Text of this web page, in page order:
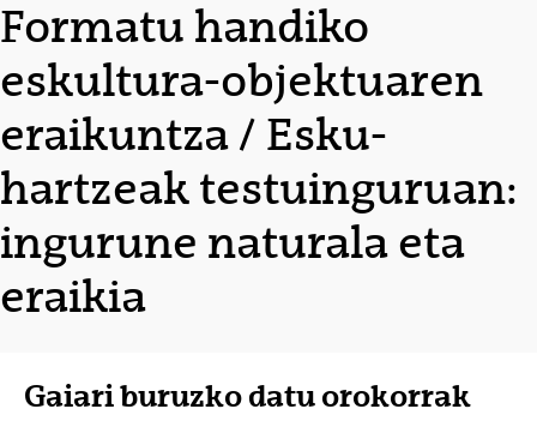
Formatu handiko
eskultura-objektuaren
eraikuntza / Esku-
hartzeak testuinguruan:
ingurune naturala eta
eraikia
Gaiari buruzko datu orokorrak